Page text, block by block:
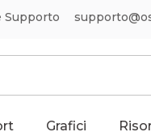
Supporto
Grafici